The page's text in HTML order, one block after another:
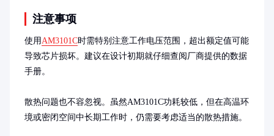
注意事项
使用AM3101C时需特别注意工作电压范围，超出额定值可能
导致芯片损坏。建议在设计初期就仔细查阅厂商提供的数据
手册。
散热问题也不容忽视。虽然AM3101C功耗较低，但在高温环
境或密闭空间中长期工作时，仍需要考虑适当的散热措施。